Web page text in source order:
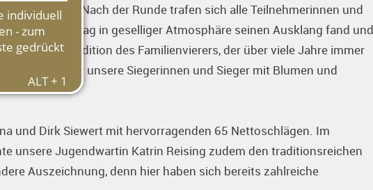
offenließ. Nach der Runde trafen sich alle Teilnehmerinnen und
der Turniertag in geselliger Atmosphäre seinen Ausklang fand und
zur Tradition des Familienvierers, der über viele Jahre immer
haben wir unsere Siegerinnen und Sieger mit Blumen und
und Dirk Siewert mit hervorragenden 65 Nettoschlägen. Im
unsere Jugendwartin Katrin Reising zudem den traditionsreichen
Auszeichnung, denn hier haben sich bereits zahlreiche